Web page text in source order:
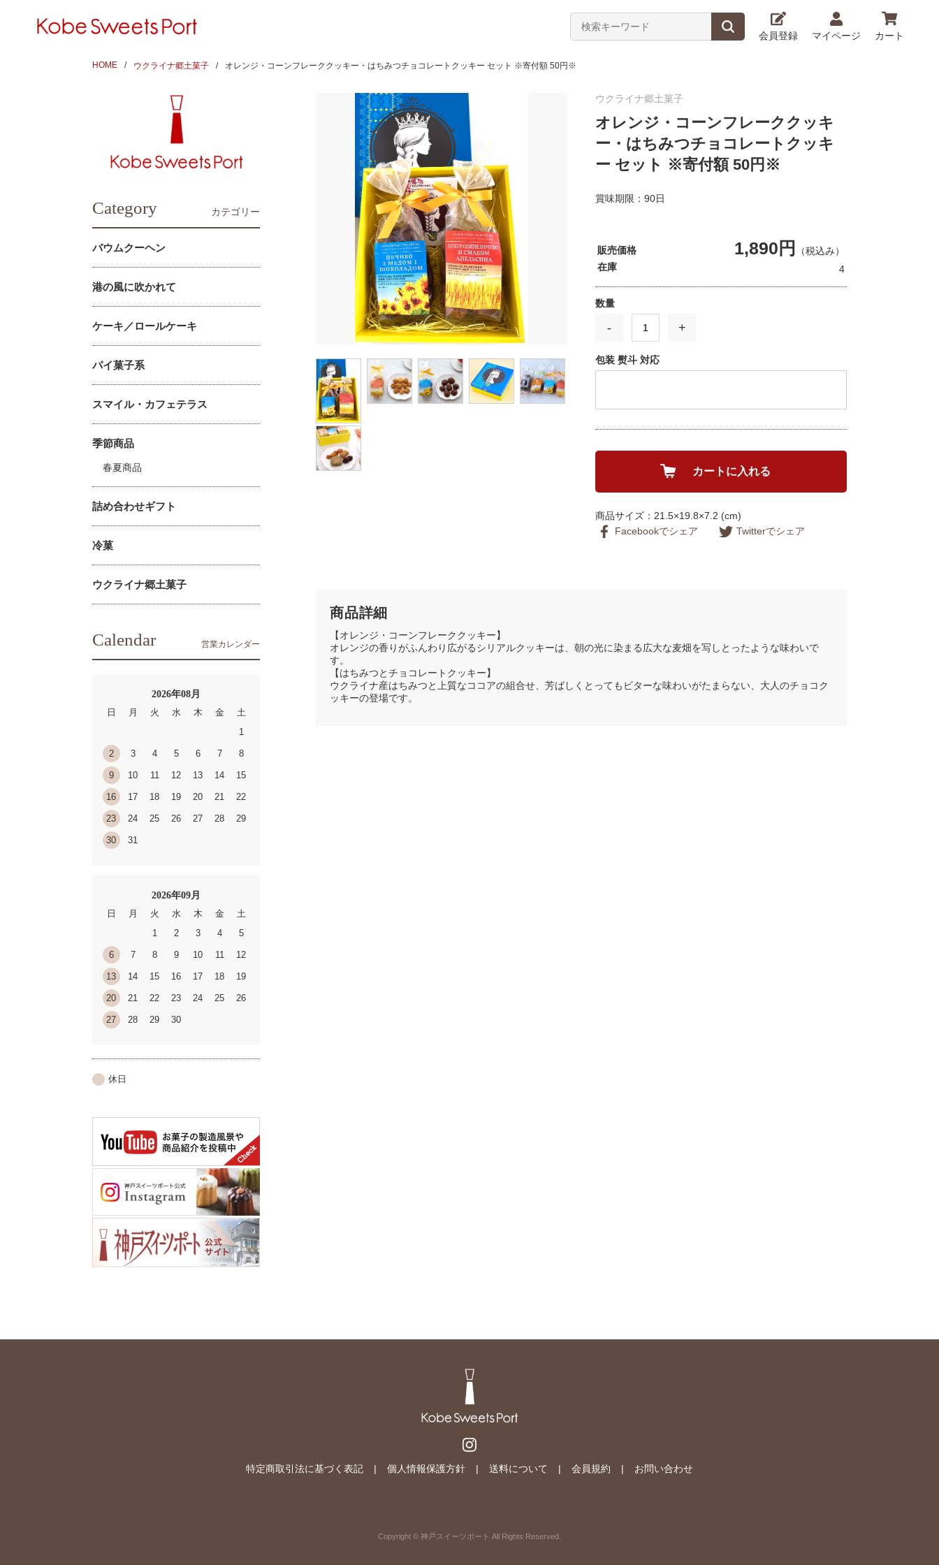
会員登録 マイページ カート
HOME ウクライナ郷土菓子 オレンジ・コーンフレーククッキー・はちみつチョコレートクッキー セット ※寄付額 50円※
ウクライナ郷土菓子
オレンジ・コーンフレーククッキ
ー・はちみつチョコレートクッキ
ー セット ※寄付額 50円※
賞味期限：90日
販売価格 1,890円
（税込み）
在庫
4
数量
- +
包装 熨斗 対応
カートに入れる
商品サイズ：21.5×19.8×7.2 (cm)
Facebookでシェア
Twitterでシェア
商品詳細
【オレンジ・コーンフレーククッキー】
オレンジの香りがふんわり広がるシリアルクッキーは、朝の光に染まる広大な麦畑を写しとったような味わいで
す。
【はちみつとチョコレートクッキー】
ウクライナ産はちみつと上質なココアの組合せ、芳ばしくとってもビターな味わいがたまらない、大人のチョコク
ッキーの登場です。
Category カテゴリー
バウムクーヘン
港の風に吹かれて
ケーキ／ロールケーキ
パイ菓子系
スマイル・カフェテラス
季節商品
春夏商品
詰め合わせギフト
冷菓
ウクライナ郷土菓子
Calendar 営業カレンダー
2026年08月
日
月 火 水 木 金
土
1
2 3 4 5 6 7 8
9 10 11 12 13 14 15
16 17 18 19 20 21 22
23 24 25 26 27 28 29
30 31
2026年09月
日
月 火 水 木 金
土
1
2 3 4 5
6 7 8 9 10 11 12
13 14 15 16 17 18 19
20 21 22 23 24 25 26
27 28 29 30
休日
特定商取引法に基づく表記 個人情報保護方針 送料について 会員規約 お問い合わせ
Copyright © 神戸スイーツポート All Rights Reserved.